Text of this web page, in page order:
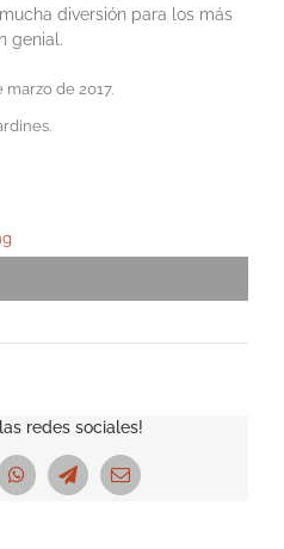
diversión para los más
genial.
de 2017.
redes sociales!
WhatsAppTelegramCorreo